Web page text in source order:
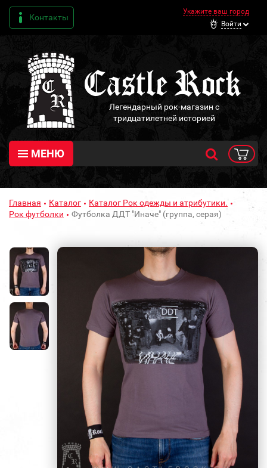
Контакты
Укажите ваш город
Войти
Легендарный рок-магазин с
тридцатилетней историей
МЕНЮ
Главная Каталог
Каталог Рок одежды и атрибутики.
Рок футболки
Футболка ДДТ "Иначе" (группа, серая)